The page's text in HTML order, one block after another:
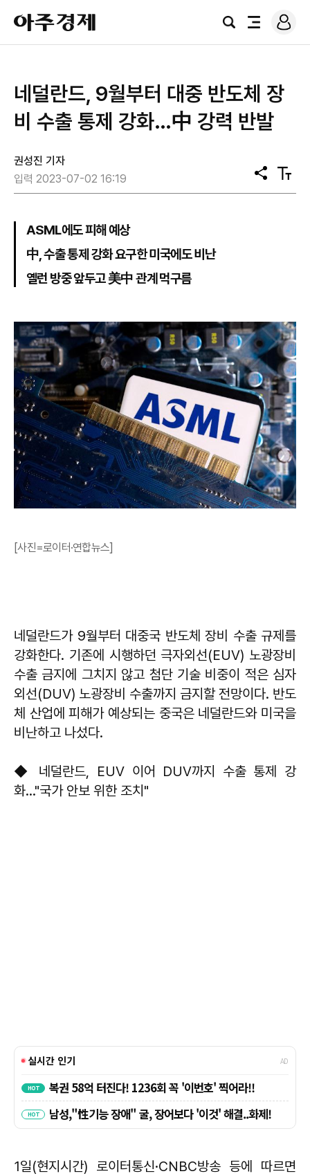
아
주
경
검
전
로
그
네덜란드, 9월부터 대중 반도체 장
비 수출 통제 강화…中 강력 반발
권성진 기자
입력 2023-07-02 16:19
공
유
텍
스
ASML에도 피해 예상
中, 수출 통제 강화 요구한 미국에도 비난
옐런 방중 앞두고 美中 관계 먹구름
[사진=로이터·연합뉴스]
네덜란드가 9월부터 대중국 반도체 장비 수출 규제를
강화한다. 기존에 시행하던 극자외선(EUV) 노광장비
수출 금지에 그치지 않고 첨단 기술 비중이 적은 심자
외선(DUV) 노광장비 수출까지 금지할 전망이다. 반도
체 산업에 피해가 예상되는 중국은 네덜란드와 미국을
비난하고 나섰다.
◆ 네덜란드, EUV 이어 DUV까지 수출 통제 강
화…"국가 안보 위한 조치"
1일(현지시간) 로이터통신·CNBC방송 등에 따르면